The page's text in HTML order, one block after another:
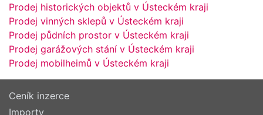
Prodej historických objektů v Ústeckém kraji
Prodej vinných sklepů v Ústeckém kraji
Prodej půdních prostor v Ústeckém kraji
Prodej garážových stání v Ústeckém kraji
Prodej mobilheimů v Ústeckém kraji
Ceník inzerce
Importy